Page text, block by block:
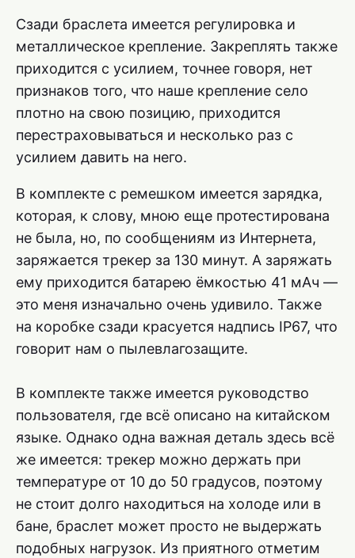
Сзади браслета имеется регулировка и
металлическое крепление. Закреплять также
приходится с усилием, точнее говоря, нет
признаков того, что наше крепление село
плотно на свою позицию, приходится
перестраховываться и несколько раз с
усилием давить на него.
В комплекте с ремешком имеется зарядка,
которая, к слову, мною еще протестирована
не была, но, по сообщениям из Интернета,
заряжается трекер за 130 минут. А заряжать
ему приходится батарею ёмкостью 41 мАч —
это меня изначально очень удивило. Также
на коробке сзади красуется надпись IP67, что
говорит нам о пылевлагозащите.
В комплекте также имеется руководство
пользователя, где всё описано на китайском
языке. Однако одна важная деталь здесь всё
же имеется: трекер можно держать при
температуре от 10 до 50 градусов, поэтому
не стоит долго находиться на холоде или в
бане, браслет может просто не выдержать
подобных нагрузок. Из приятного отметим